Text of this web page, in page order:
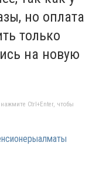
но оплата
только
на новую
Ctrl+Enter, чтобы